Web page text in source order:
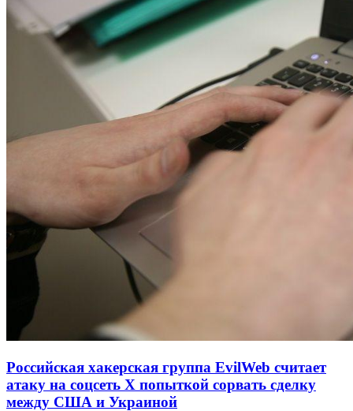
Российская хакерская группа EvilWeb считает
атаку на соцсеть Х попыткой сорвать сделку
между США и Украиной